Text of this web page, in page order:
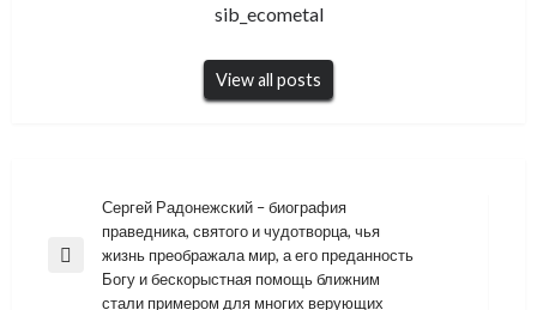
sib_ecometal
View all posts
Навигация
по
записям
Previous
Сергей Радонежский – биография
праведника, святого и чудотворца, чья
жизнь преображала мир, а его преданность
Богу и бескорыстная помощь ближним
стали примером для многих верующих